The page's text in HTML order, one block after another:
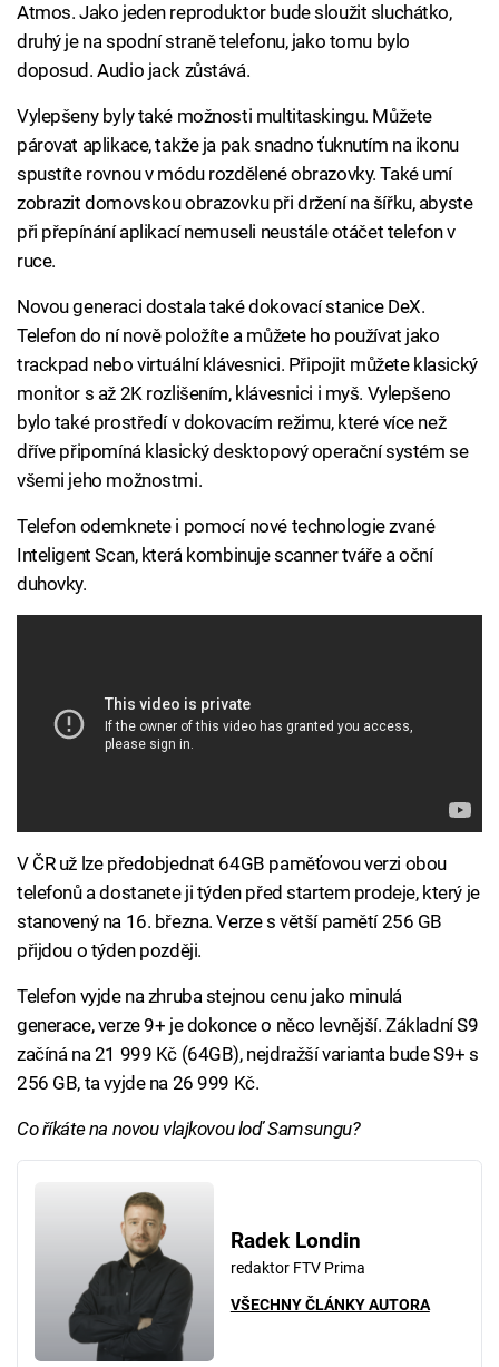
Atmos. Jako jeden reproduktor bude sloužit sluchátko,
druhý je na spodní straně telefonu, jako tomu bylo
doposud. Audio jack zůstává.
Vylepšeny byly také možnosti multitaskingu. Můžete
párovat aplikace, takže ja pak snadno ťuknutím na ikonu
spustíte rovnou v módu rozdělené obrazovky. Také umí
zobrazit domovskou obrazovku při držení na šířku, abyste
při přepínání aplikací nemuseli neustále otáčet telefon v
ruce.
Novou generaci dostala také dokovací stanice DeX.
Telefon do ní nově položíte a můžete ho používat jako
trackpad nebo virtuální klávesnici. Připojit můžete klasický
monitor s až 2K rozlišením, klávesnici i myš. Vylepšeno
bylo také prostředí v dokovacím režimu, které více než
dříve připomíná klasický desktopový operační systém se
všemi jeho možnostmi.
Telefon odemknete i pomocí nové technologie zvané
Inteligent Scan, která kombinuje scanner tváře a oční
duhovky.
V ČR už lze předobjednat 64GB paměťovou verzi obou
telefonů a dostanete ji týden před startem prodeje, který je
stanovený na 16. března. Verze s větší pamětí 256 GB
přijdou o týden později.
Telefon vyjde na zhruba stejnou cenu jako minulá
generace, verze 9+ je dokonce o něco levnější. Základní S9
začíná na 21 999 Kč (64GB), nejdražší varianta bude S9+ s
256 GB, ta vyjde na 26 999 Kč.
Co říkáte na novou vlajkovou loď Samsungu?
Radek Londin
redaktor FTV Prima
VŠECHNY ČLÁNKY AUTORA